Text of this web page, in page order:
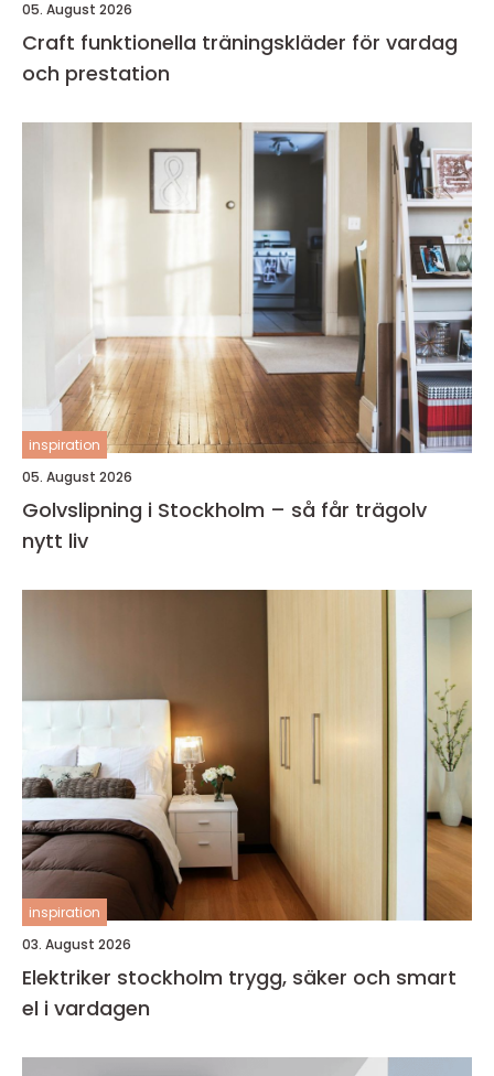
05. August 2026
Craft funktionella träningskläder för vardag
och prestation
inspiration
05. August 2026
Golvslipning i Stockholm – så får trägolv
nytt liv
inspiration
03. August 2026
Elektriker stockholm trygg, säker och smart
el i vardagen